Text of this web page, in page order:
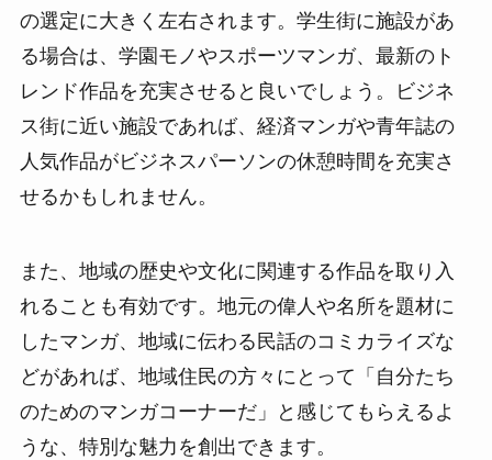
の選定に大きく左右されます。学生街に施設があ
る場合は、学園モノやスポーツマンガ、最新のト
レンド作品を充実させると良いでしょう。ビジネ
ス街に近い施設であれば、経済マンガや青年誌の
人気作品がビジネスパーソンの休憩時間を充実さ
せるかもしれません。
また、地域の歴史や文化に関連する作品を取り入
れることも有効です。地元の偉人や名所を題材に
したマンガ、地域に伝わる民話のコミカライズな
どがあれば、地域住民の方々にとって「自分たち
のためのマンガコーナーだ」と感じてもらえるよ
うな、特別な魅力を創出できます。